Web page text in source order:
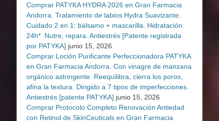
Comprar PATYKA HYDRA 2026 en Gran Farmacia
Andorra. Tratamiento de labios Hydra Suavizante.
Cuidado 2 en 1: bálsamo + mascarilla. Hidratación
24h*. Nutre, repara. Antiestrés [Patente registrada
por PATYKA] junio 15, 2026
Comprar Loción Purificante Perfeccionadora PATYKA
en Gran Farmacia Andorra. Con vinagre de manzana
orgánico astringente. Reequilibra, cierra los poros,
afina la textura. Dirigido a 7 tipos de imperfecciones.
Antiestrés [patente PATYKA] junio 15, 2026
Comprar Protocolo Completo Renovación Antiedad
con Retinol de SkinCeuticals en Gran Farmacia